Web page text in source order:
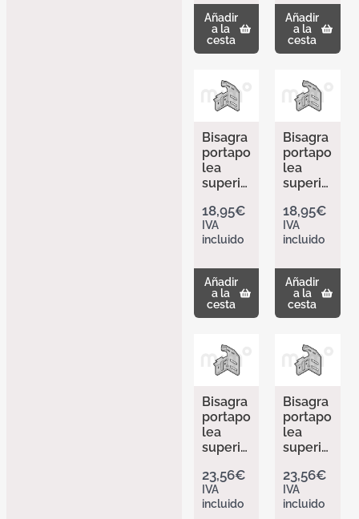
rada y
en
puertas
con
(con
recalza
miento)
de
Hörma
nn
305627
9
Añadir
a la
cesta
304090
9
Añadir
a la
cesta
Bisagra
portapo
lea
superio
N
derech
a de
nn
304511
2
18,95€
IVA
incluido
Añadir
a la
cesta
Bisagra
portapo
lea
superio
N
izquier
da de
nn
304511
3
18,95€
IVA
incluido
Añadir
a la
cesta
Bisagra
portapo
lea
superio
N,
Premiu
m, RAL
23,56€
IVA
incluido
Bisagra
portapo
lea
superio
N,
Premiu
m, RAL
23,56€
IVA
incluido